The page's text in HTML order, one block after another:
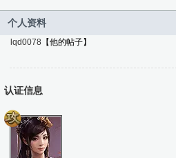
个人资料
lqd0078 【他的帖子】
认证信息